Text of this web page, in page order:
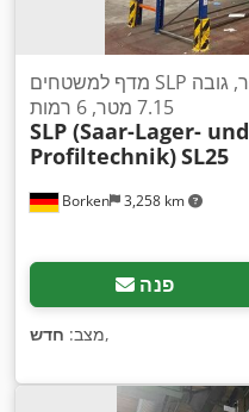
Borken 3,258 km
מדף למשטחים SLP באורך 25 מטר, גובה
7.15 מטר, 6 רמות
SLP (Saar-Lager- und
Profiltechnik)SL25
פנה
מצב: חדש ,